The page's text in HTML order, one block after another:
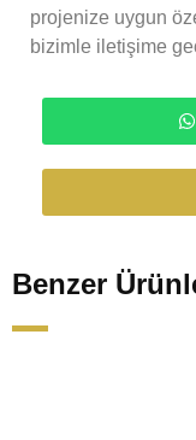
projenize uygun
bizimle iletişime
Benzer